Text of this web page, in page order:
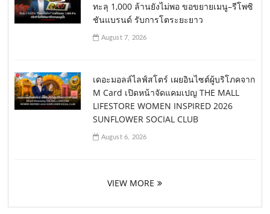
ทะลุ 1,000 ล้านยังไม่พอ ขอขยายเมนู–รีโพซิ
ชันแบรนด์ รับการโตระยะยาว
August 7, 2026
เดอะมอลล์ไลฟ์สโตร์ เผยอินไซต์ผู้บริโภคจาก
M Card เปิดหน้าจัดแคมเปญ THE MALL
LIFESTORE WOMEN INSPIRED 2026
SUNFLOWER SOCIAL CLUB
August 6, 2026
VIEW MORE